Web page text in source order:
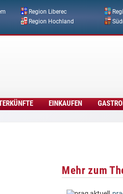
Direkt zum Inhalt
Region Liberec
Region Hochland
EINKAUFEN
Mehr zum